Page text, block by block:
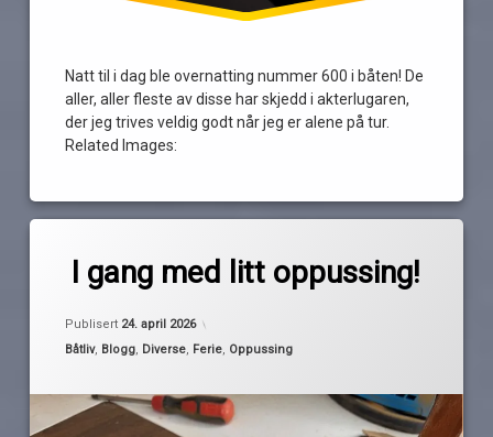
Natt til i dag ble overnatting nummer 600 i båten! De
aller, aller fleste av disse har skjedd i akterlugaren,
der jeg trives veldig godt når jeg er alene på tur.
Related Images:
I gang med litt oppussing!
Publisert 24. april 2026
Kategorier:
Båtliv, Blogg, Diverse, Ferie, Oppussing
båtvår
lakking
oljing
oppussing
sliping
trearbeid